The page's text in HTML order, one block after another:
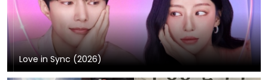
Love in Sync (2026)